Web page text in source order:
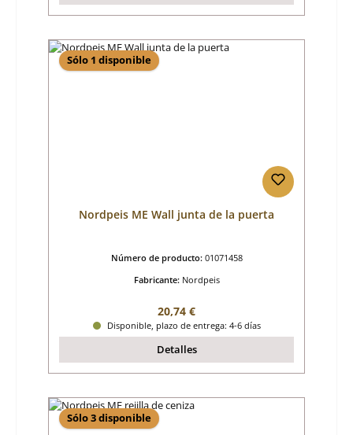
Sólo 1 disponible
Nordpeis ME Wall junta de la puerta
Número de producto: 01071458
Fabricante: Nordpeis
Precio normal:
20,74 €
Disponible, plazo de entrega: 4-6 días
Detalles
Sólo 3 disponible